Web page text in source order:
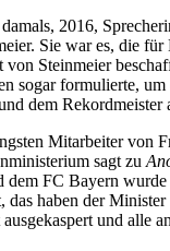
2016,
Sie war es, die für
Steinmeier
sogar formulierte,
dem Rekordmeister
Mitarbeiter von
sagt zu
dem FC Bayern wurde
das haben der Minister
und alle